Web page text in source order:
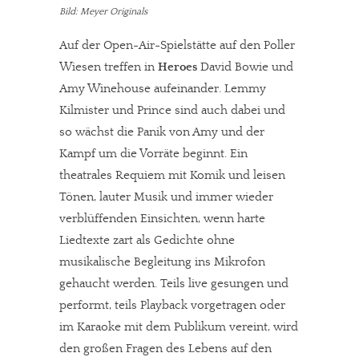
Bild: Meyer Originals
Auf der Open-Air-Spielstätte auf den Poller
Wiesen treffen in Heroes David Bowie und
Amy Winehouse aufeinander. Lemmy
Kilmister und Prince sind auch dabei und
so wächst die Panik von Amy und der
Kampf um die Vorräte beginnt. Ein
theatrales Requiem mit Komik und leisen
Tönen, lauter Musik und immer wieder
verblüffenden Einsichten, wenn harte
Liedtexte zart als Gedichte ohne
musikalische Begleitung ins Mikrofon
gehaucht werden. Teils live gesungen und
performt, teils Playback vorgetragen oder
im Karaoke mit dem Publikum vereint, wird
den großen Fragen des Lebens auf den